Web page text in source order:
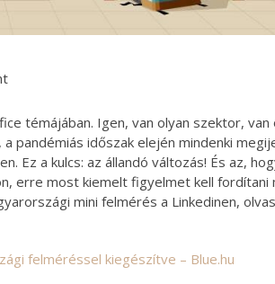
témájában. Igen, van olyan szektor, van
pandémiás időszak elején mindenki
Ez a kulcs: az állandó változás! És az,
erre most kiemelt figyelmet kell fordítani
mini felmérés a Linkedinen,
felméréssel kiegészítve – Blue.hu